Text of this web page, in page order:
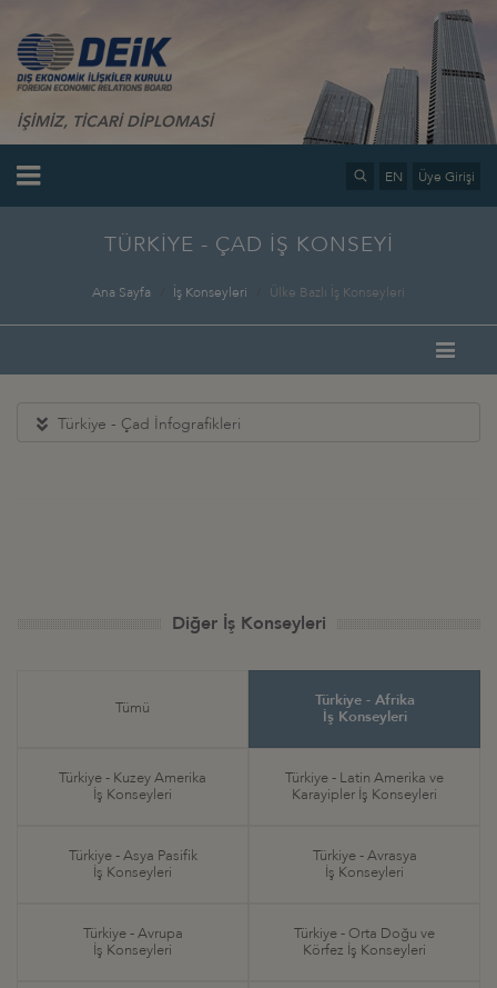
İŞİMİZ, TİCARİ DİPLOMASİ
EN Üye Girişi
TÜRKİYE - ÇAD İŞ KONSEYİ
Ana Sayfa İş Konseyleri Ülke Bazlı İş Konseyleri
Türkiye - Çad İnfografikleri
Diğer İş Konseyleri
Tümü
Türkiye - Afrika
İş Konseyleri
Türkiye - Kuzey Amerika
İş Konseyleri
Türkiye - Latin Amerika ve
Karayipler İş Konseyleri
Türkiye - Asya Pasifik
İş Konseyleri
Türkiye - Avrasya
İş Konseyleri
Türkiye - Avrupa
İş Konseyleri
Türkiye - Orta Doğu ve
Körfez İş Konseyleri